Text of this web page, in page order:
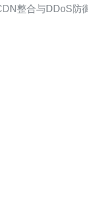
整合与DDoS防
构对比 在价